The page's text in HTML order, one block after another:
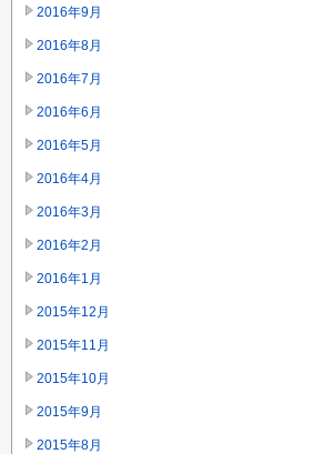
2016年9月
2016年8月
2016年7月
2016年6月
2016年5月
2016年4月
2016年3月
2016年2月
2016年1月
2015年12月
2015年11月
2015年10月
2015年9月
2015年8月